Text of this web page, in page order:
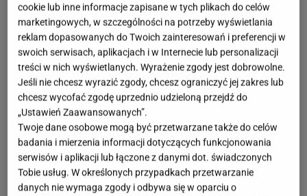
cookie lub inne informacje zapisane w tych plikach do celów
marketingowych, w szczególności na potrzeby wyświetlania
reklam dopasowanych do Twoich zainteresowań i preferencji w
swoich serwisach, aplikacjach i w Internecie lub personalizacji
treści w nich wyświetlanych. Wyrażenie zgody jest dobrowolne.
Jeśli nie chcesz wyrazić zgody, chcesz ograniczyć jej zakres lub
chcesz wycofać zgodę uprzednio udzieloną przejdź do
„Ustawień Zaawansowanych”.
Twoje dane osobowe mogą być przetwarzane także do celów
badania i mierzenia informacji dotyczących funkcjonowania
serwisów i aplikacji lub łączone z danymi dot. świadczonych
Tobie usług. W określonych przypadkach przetwarzanie
danych nie wymaga zgody i odbywa się w oparciu o